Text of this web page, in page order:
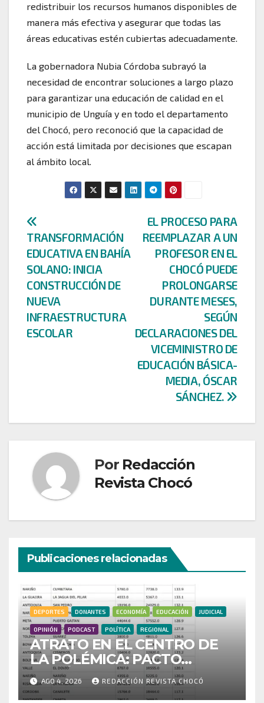
redistribuir los recursos humanos disponibles de
manera más efectiva y asegurar que todas las
áreas educativas estén cubiertas adecuadamente.
La gobernadora Nubia Córdoba subrayó la
necesidad de encontrar soluciones a largo plazo
para garantizar una educación de calidad en el
municipio de Unguía y en todo el departamento
del Chocó, pero reconoció que la capacidad de
acción está limitada por decisiones que escapan
al ámbito local.
Navegación
de
entradas
EL PROCESO PARA
REEMPLAZAR A UN
PROFESOR EN EL
CHOCÓ PUEDE
PROLONGARSE
DURANTE MESES,
SEGÚN
DECLARACIONES DEL
VICEMINISTRO DE
EDUCACIÓN BÁSICA-
MEDIA, ÓSCAR
SÁNCHEZ.
TRANSFORMACIÓN
EDUCATIVA EN BAHÍA
SOLANO: INICIA
CONSTRUCCIÓN DE
NUEVA
INFRAESTRUCTURA
ESCOLAR
Por Redacción
Revista Chocó
Publicaciones relacionadas
DEPORTES DONANTES ECONOMÍA EDUCACIÓN JUDICIAL
OPINIÓN PODCAST POLÍTICA REGIONAL
ATRATO EN EL CENTRO DE
LA POLÉMICA: PACTO
HISTÓRICO CUESTIONA
CENSO ELECTORAL Y PIDE
AGO 4, 2026 REDACCIÓN REVISTA CHOCÓ